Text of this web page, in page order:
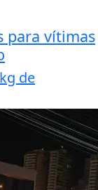
para vítimas
de